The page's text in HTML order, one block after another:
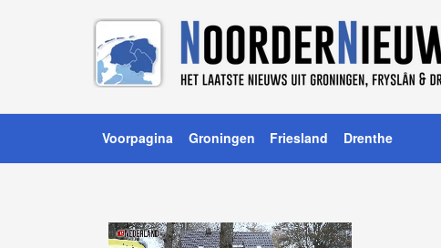
Voorpagina Groningen Friesland Drenthe